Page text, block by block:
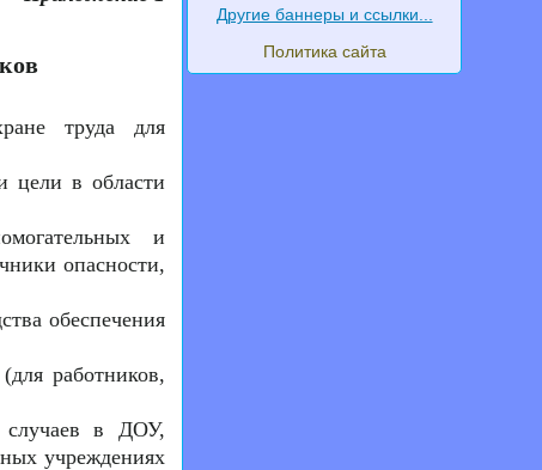
труда для
цели в области
и
опасности,
обеспечения
работников,
случаев в ДОУ,
учреждениях
Другие баннеры и ссылки...
Политика сайта